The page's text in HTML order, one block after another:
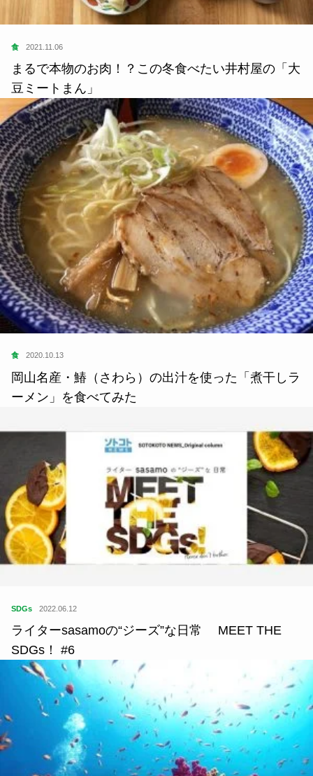
食 2021.11.06
まるで本物のお肉！？この冬食べたい井村屋の「大
豆ミートまん」
食 2020.10.13
岡山名産・鰆（さわら）の出汁を使った「煮干しラ
ーメン」を食べてみた
SDGs 2022.06.12
ライターsasamoの“ジーズ”な日常 MEET THE
SDGs！ #6